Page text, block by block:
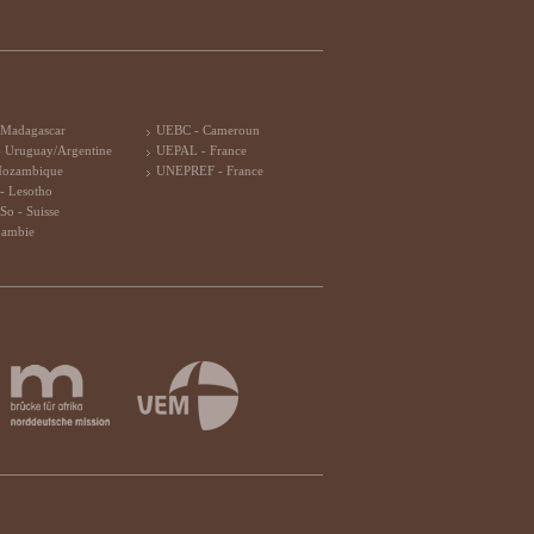
Uruguay/Argentine
Lesotho
- Suisse
UEBC - Cameroun
UEPAL - France
UNEPREF - France